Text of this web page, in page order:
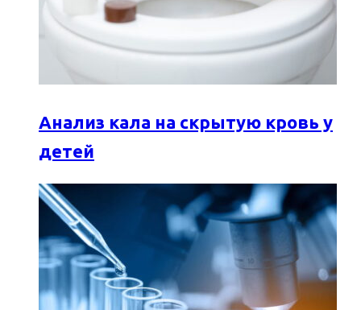
Анализ кала на скрытую кровь у
детей